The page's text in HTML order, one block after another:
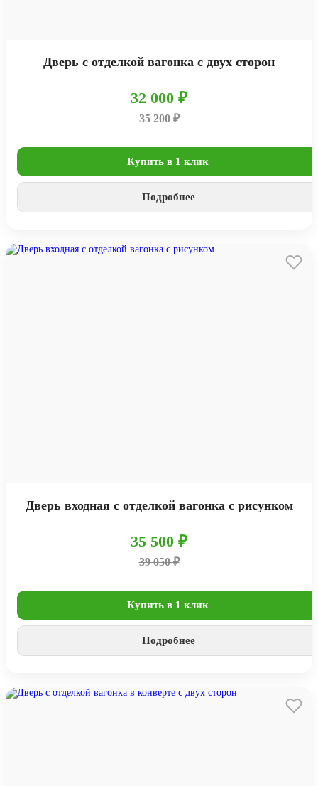
Дверь с отделкой вагонка с двух сторон
32 000 ₽
35 200 ₽
Купить в 1 клик
Подробнее
Дверь входная с отделкой вагонка с рисунком
35 500 ₽
39 050 ₽
Купить в 1 клик
Подробнее